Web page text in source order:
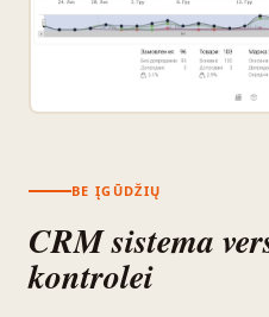
BE ĮGŪDŽIŲ
CRM sistema
kontrolei